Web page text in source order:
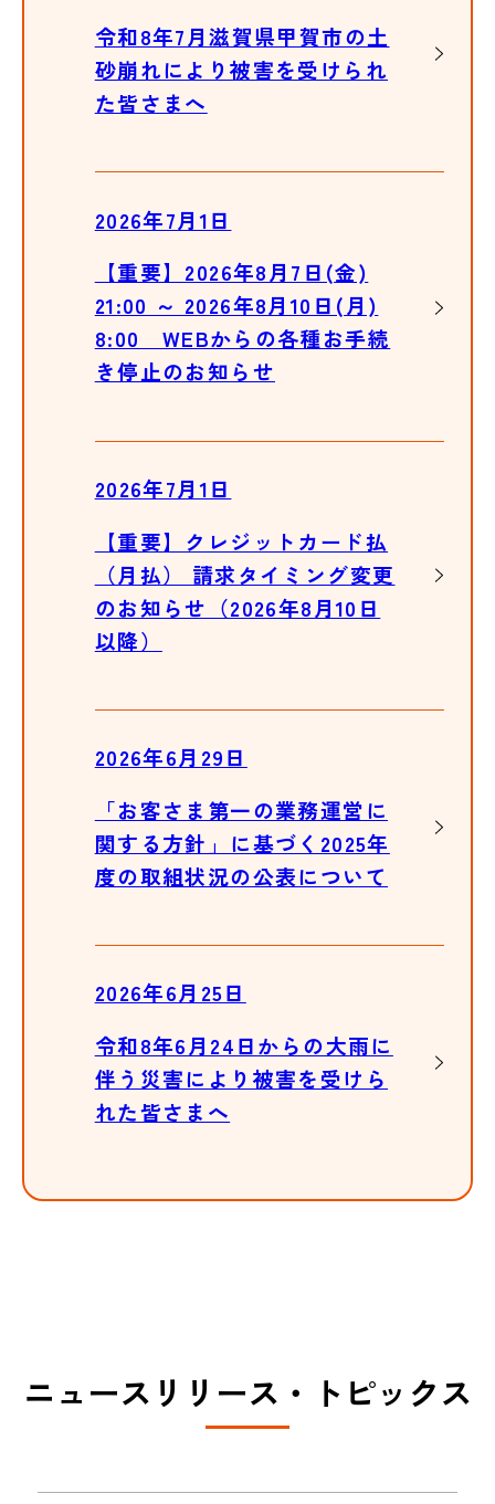
令和8年7月滋賀県甲賀市の土
砂崩れにより被害を受けられ
た皆さまへ
2026年7月1日
【重要】2026年8月7日(金)
21:00 ～ 2026年8月10日(月)
8:00 WEBからの各種お手続
き停止のお知らせ
2026年7月1日
【重要】クレジットカード払
（月払） 請求タイミング変更
のお知らせ（2026年8月10日
以降）
2026年6月29日
「お客さま第一の業務運営に
関する方針」に基づく2025年
度の取組状況の公表について
2026年6月25日
令和8年6月24日からの大雨に
伴う災害により被害を受けら
れた皆さまへ
ニュースリリース・トピックス